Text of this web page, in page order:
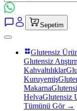
Sepetim
Glutensiz
Glutensiz
Kahvaltılıklar
Kuruyemiş
Makarna
HelvaGlutensiz
Tümünü Gör →